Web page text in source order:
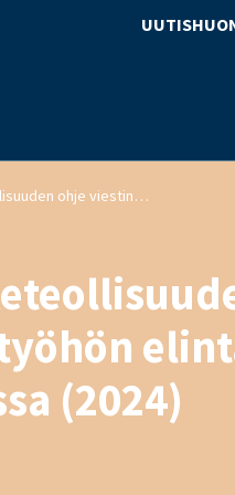
Kaupan ja elintarviketeollisuuden ohje viestintään ja yhteistyöhön elintarvikkeiden takaisinvetotilanteissa (2024)
(2024)